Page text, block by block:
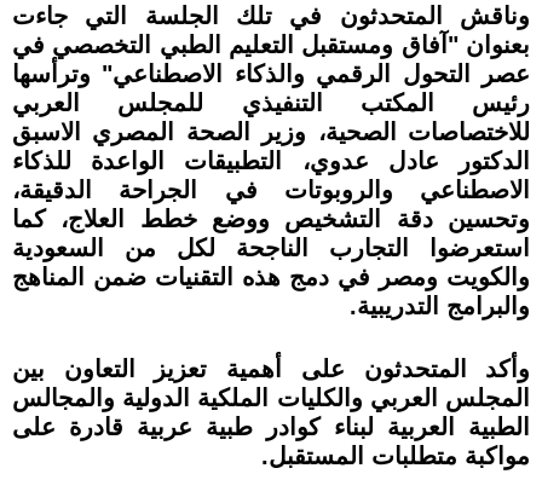
وناقش المتحدثون في تلك الجلسة التي جاءت
بعنوان "آفاق ومستقبل التعليم الطبي التخصصي في
عصر التحول الرقمي والذكاء الاصطناعي" وترأسها
رئيس المكتب التنفيذي للمجلس العربي
للاختصاصات الصحية، وزير الصحة المصري الاسبق
الدكتور عادل عدوي، التطبيقات الواعدة للذكاء
الاصطناعي والروبوتات في الجراحة الدقيقة،
وتحسين دقة التشخيص ووضع خطط العلاج، كما
استعرضوا التجارب الناجحة لكل من السعودية
والكويت ومصر في دمج هذه التقنيات ضمن المناهج
والبرامج التدريبية.
وأكد المتحدثون على أهمية تعزيز التعاون بين
المجلس العربي والكليات الملكية الدولية والمجالس
الطبية العربية لبناء كوادر طبية عربية قادرة على
مواكبة متطلبات المستقبل.